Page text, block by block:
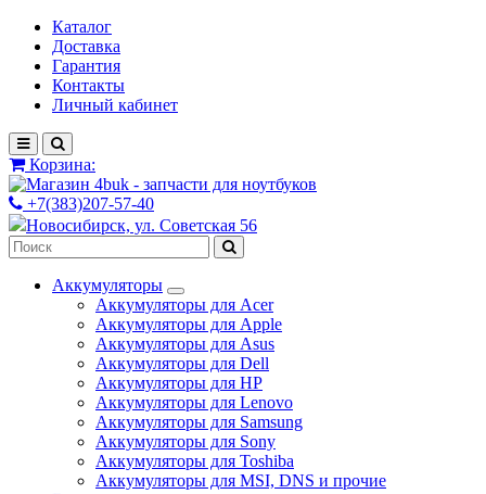
Каталог
Доставка
Гарантия
Контакты
Личный кабинет
Корзина:
+7(383)207-57-40
Новосибирск, ул. Советская 56
Аккумуляторы
Аккумуляторы для Acer
Аккумуляторы для Apple
Аккумуляторы для Asus
Аккумуляторы для Dell
Аккумуляторы для HP
Аккумуляторы для Lenovo
Аккумуляторы для Samsung
Аккумуляторы для Sony
Аккумуляторы для Toshiba
Аккумуляторы для MSI, DNS и прочие